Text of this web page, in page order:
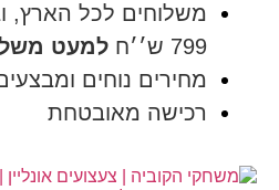
משלוחים לכל הארץ,
799 ש׳׳ח
למעט
מחירים נוחים
רכישה מאובטחת